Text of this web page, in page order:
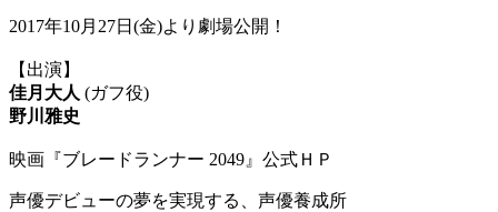
2017年10月27日(金)より劇場公開！
【出演】
佳月大人 (ガフ役)
野川雅史
映画『ブレードランナー 2049』公式ＨＰ
声優デビューの夢を実現する、声優養成所